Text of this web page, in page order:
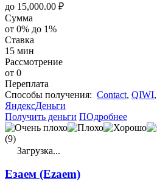
до 15,000.00 ₽
Сумма
от 0% до 1%
Ставка
15 мин
Рассмотрение
от 0
Переплата
Cпособы получения: Contact, QIWI,
ЯндексДеньги
Получить деньги ПОдробнее
(9)
Загрузка...
Езаем (Ezaem)